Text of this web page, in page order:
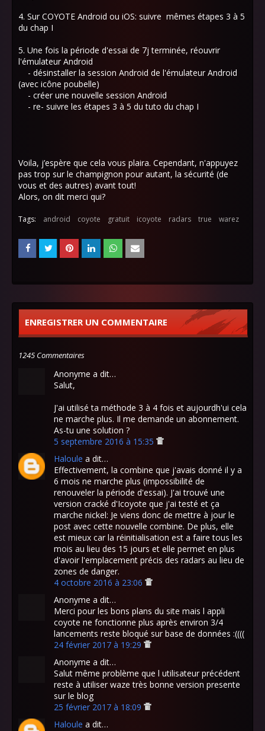
4. Sur COYOTE Android ou iOS: suivre mêmes étapes 3 à 5
du chap I
5. Une fois la période d'essai de 7j terminée, réouvrir
l'émulateur Android
- désinstaller la session Android de l'émulateur Android
(avec icône poubelle)
- créer une nouvelle session Android
- re- suivre les étapes 3 à 5 du tuto du chap I
Voila, j’espère que cela vous plaira. Cependant, n'appuyez
pas trop sur le champignon pour autant, la sécurité (de
vous et des autres) avant tout!
Alors, on dit merci qui?
Tags: android coyote gratuit icoyote radars true warez
ENREGISTRER UN COMMENTAIRE
1245 Commentaires
Anonyme a dit…
Salut,
J'ai utilisé ta méthode 3 à 4 fois et aujourdh'ui cela
ne marche plus. Il me demande un abonnement.
As-tu une solution ?
5 septembre 2016 à 15:35
Haloule a dit…
Effectivement, la combine que j'avais donné il y a
6 mois ne marche plus (impossibilité de
renouveler la période d'essai). J'ai trouvé une
version cracké d'Icoyote que j'ai testé et ça
marche nickel: Je viens donc de mettre à jour le
post avec cette nouvelle combine. De plus, elle
est mieux car la réinitialisation est a faire tous les
mois au lieu des 15 jours et elle permet en plus
d'avoir l'emplacement précis des radars au lieu de
zones de danger.
4 octobre 2016 à 23:06
Anonyme a dit…
Merci pour les bons plans du site mais l appli
coyote ne fonctionne plus après environ 3/4
lancements reste bloqué sur base de données :((((
24 février 2017 à 19:29
Anonyme a dit…
Salut même problème que l utilisateur précédent
reste à utiliser waze très bonne version presente
sur le blog
25 février 2017 à 18:09
Haloule a dit…